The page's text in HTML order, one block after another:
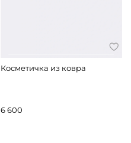
Косметичка из ковра
6 600